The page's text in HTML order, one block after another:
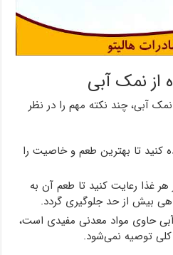
از نمک آبی
آبی، چند نکته مهم را در نظر
کنید تا بهترین طعم و خاصیت را
غذا رعایت کنید تا طعم آن به
بیش از حد جلوگیری گردد.
حاوی مواد معدنی مفیدی است،
توصیه نمی‌شود.